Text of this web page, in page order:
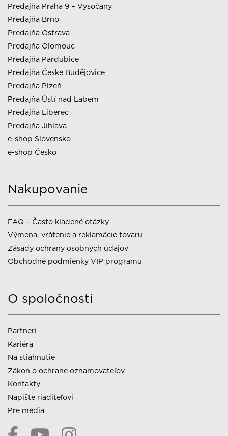
Predajňa Praha 9 – Vysočany
Predajňa Brno
Predajňa Ostrava
Predajňa Olomouc
Predajňa Pardubice
Predajňa České Budějovice
Predajňa Plzeň
Predajňa Ústí nad Labem
Predajňa Liberec
Predajňa Jihlava
e-shop Slovensko
e-shop Česko
Nakupovanie
FAQ – Často kladené otázky
Výmena, vrátenie a reklamácie tovaru
Zásady ochrany osobných údajov
Obchodné podmienky VIP programu
O spoločnosti
Partneri
Kariéra
Na stiahnutie
Zákon o ochrane oznamovateľov
Kontakty
Napíšte riaditeľovi
Pre médiá